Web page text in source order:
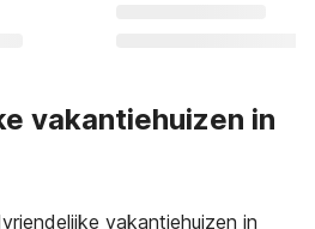
vakantiehuizen in
vakantiehuizen in